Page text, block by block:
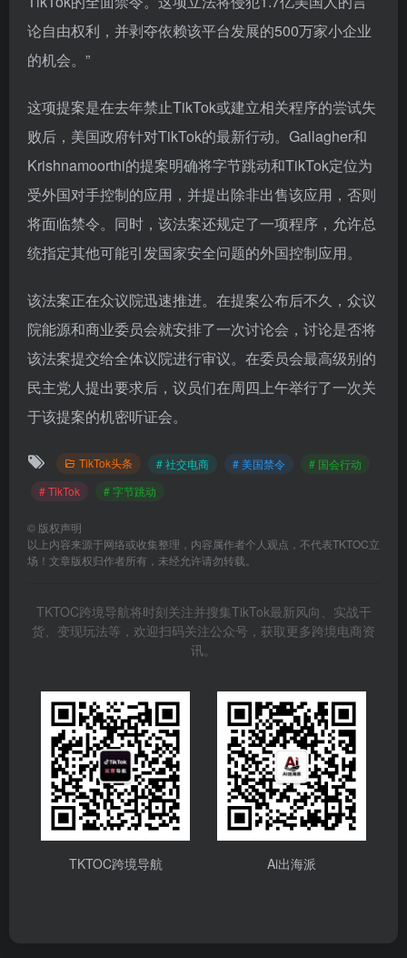
论自由权利，并剥夺依赖该平台发展的500万家小企业
的机会。”
这项提案是在去年禁止TikTok或建立相关程序的尝试失
败后，美国政府针对TikTok的最新行动。Gallagher和
Krishnamoorthi的提案明确将字节跳动和TikTok定位为
受外国对手控制的应用，并提出除非出售该应用，否则
将面临禁令。同时，该法案还规定了一项程序，允许总
统指定其他可能引发国家安全问题的外国控制应用。
该法案正在众议院迅速推进。在提案公布后不久，众议
院能源和商业委员会就安排了一次讨论会，讨论是否将
该法案提交给全体议院进行审议。在委员会最高级别的
民主党人提出要求后，议员们在周四上午举行了一次关
于该提案的机密听证会。
TikTok头条 # 社交电商 # 美国禁令
# 国会行动
# TikTok
# 字节跳动
© 版权声明
以上内容来源于网络或收集整理，内容属作者个人观点，不代表TKTOC立
场！文章版权归作者所有，未经允许请勿转载。
TKTOC跨境导航将时刻关注并搜集TikTok最新风向、实战干
货、变现玩法等，欢迎扫码关注公众号，获取更多跨境电商资
讯。
TKTOC跨境导航 Ai出海派